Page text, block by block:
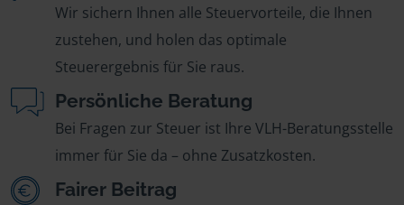
Wir sichern Ihnen alle Steuervorteile, die Ihnen
zustehen, und holen das optimale
Steuerergebnis für Sie raus.
Persönliche Beratung
Bei Fragen zur Steuer ist Ihre VLH-Beratungsstelle
immer für Sie da – ohne Zusatzkosten.
Fairer Beitrag